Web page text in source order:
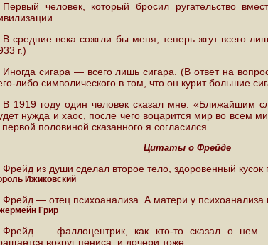
Первый человек, который бросил ругательство
В средние века сожгли бы меня, теперь жгут всего
г.)
Иногда сигара — всего лишь сигара. (В ответ на
либо символического в том, что он курит большие
В 1919 году один человек сказал мне: «Ближайшим
нужда и хаос, после чего воцарится мир во всем
половиной сказанного я согласился.
Цитаты о Фрейде
Фрейд из души сделал второе тело, здоровенный кусок
Ижиковский
Фрейд — отец психоанализа. А матери у психоанализа
Грир
Фрейд — фаллоцентрик, как кто-то сказал о
вокруг пениса, и дочери тоже.